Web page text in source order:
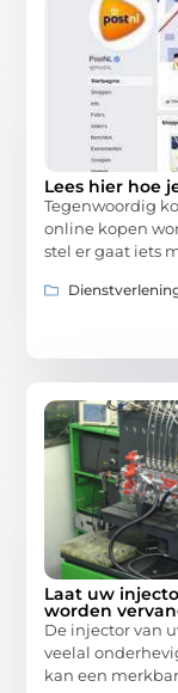
Lees hier hoe
Tegenwoordig
online kopen
stel er gaat iets
Laat uw
worden
De injector van
veelal
kan een